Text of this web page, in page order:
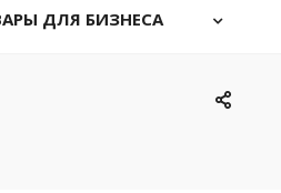
ДЛЯ БИЗНЕСА